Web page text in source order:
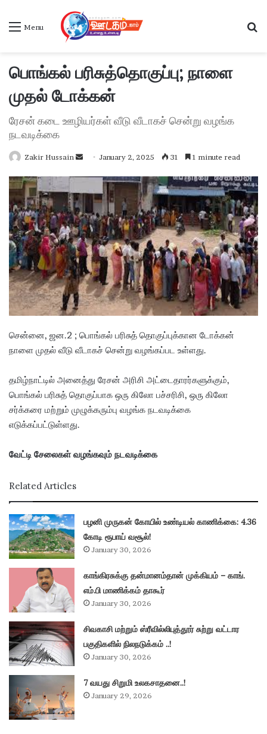
Menu
பொங்கல் பரிசுத்தொகுப்பு; நாளை
முதல் டோக்கன்
ரேசன் கடை ஊழியர்கள் வீடு வீடாகச் சென்று வழங்க
நடவடிக்கை
Zakir Hussain
a
n
e
m
a
i
l
January 2, 2025 31 1 minute read
சென்னை, ஜன.2 ; பொங்கல் பரிசுத் தொகுப்புக்கான டோக்கன்
நாளை முதல் வீடு வீடாகச் சென்று வழங்கப்பட உள்ளது.
தமிழ்நாட்டில் அனைத்து ரேசன் அரிசி அட்டைதாரர்களுக்கும்,
பொங்கல் பரிசுத் தொகுப்பாக ஒரு கிலோ பச்சரிசி, ஒரு கிலோ
சர்க்கரை மற்றும் முழுக்கரும்பு வழங்க நடவடிக்கை
எடுக்கப்பட்டுள்ளது.
வேட்டி சேலைகள் வழங்கவும் நடவடிக்கை
Related Articles
பழனி முருகன் கோயில் உண்டியல் காணிக்கை: 4.36
கோடி ரூபாய் வசூல்!
January 30, 2026
காங்கிரசுக்கு தன்மானம்தான் முக்கியம் – காங்.
எம்.பி மாணிக்கம் தாகூர்
January 30, 2026
சிவகாசி மற்றும் ஸ்ரீவில்லிபுத்தூர் சுற்று வட்டார
பகுதிகளில் நிலநடுக்கம் ..!
January 30, 2026
7 வயது சிறுமி உலகசாதனை..!
January 29, 2026